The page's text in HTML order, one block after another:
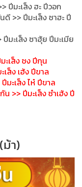
ปีมะเส็ง ฮะ ปีวอก
ดี >> ปีมะเส็ง ซาฮะ ปี
ปีมะเส็ง ซาฮุ้ย ปีมะเมีย
เส็ง ชง ปีกุน
ส็ง เฮ้ง ปีขาล
มะเส็ง ไห๋ ปีขาล
น >> ปีมะเส็ง ซำเฮ้ง ปี
า)